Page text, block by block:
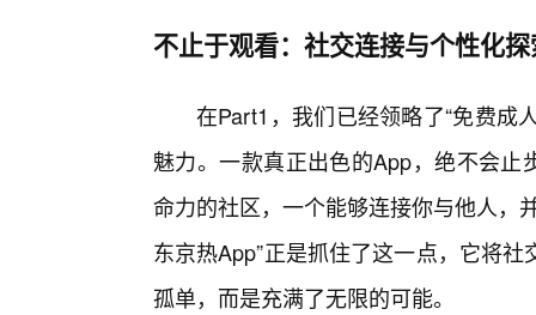
不止于观看：社交连接与个性化
在Part1，我们已经领略了“免费成
魅力。一款真正出色的App，绝不会止
命力的社区，一个能够连接你与他人，
东京热App”正是抓住了这一点，它将
孤单，而是充满了无限的可能。